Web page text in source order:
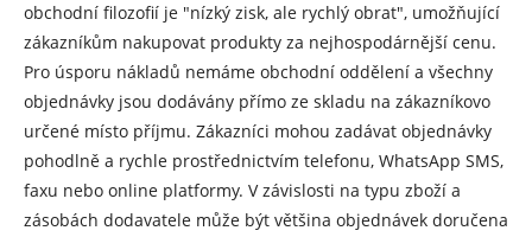
obchodní filozofií je "nízký zisk, ale rychlý obrat", umožňující
zákazníkům nakupovat produkty za nejhospodárnější cenu.
Pro úsporu nákladů nemáme obchodní oddělení a všechny
objednávky jsou dodávány přímo ze skladu na zákazníkovo
určené místo příjmu. Zákazníci mohou zadávat objednávky
pohodlně a rychle prostřednictvím telefonu, WhatsApp SMS,
faxu nebo online platformy. V závislosti na typu zboží a
zásobách dodavatele může být většina objednávek doručena